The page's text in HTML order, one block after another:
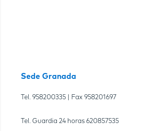
Sede Granada
Tel. 958200335 | Fax 958201697
Tel. Guardia 24 horas 620857535